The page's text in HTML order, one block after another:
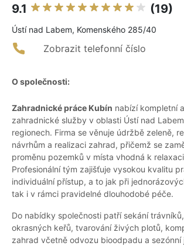
9.1 (19)
Ústí nad Labem, Komenského 285/40
Zobrazit telefonní číslo
O společnosti:
Zahradnické práce Kubín nabízí kompletní
zahradnické služby v oblasti Ústí nad
regionech. Firma se věnuje údržbě zeleně,
návrhům a realizaci zahrad, přičemž se
proměnu pozemků v místa vhodná k
Profesionální tým zajišťuje vysokou kvalitu
individuální přístup, a to jak při
tak i v rámci pravidelné dlouhodobé péče.
Do nabídky společnosti patří sekání
okrasných keřů, tvarování živých plotů,
zahrad včetně odvozu bioodpadu a sezónní